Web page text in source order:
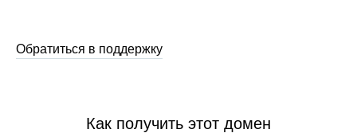
Обратиться в поддержку
Как получить этот домен